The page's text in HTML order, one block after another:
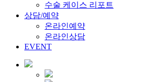
수술 케이스 리포트
상담/예약
온라인예약
온라인상담
EVENT